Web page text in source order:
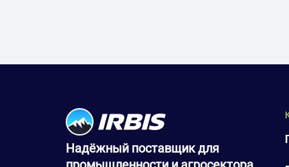
Надёжный поставщик для